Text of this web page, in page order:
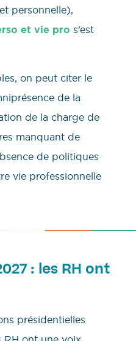
personnelle),
et vie pro s’est
on peut citer le
de la
de la charge de
manquant de
de politiques
vie professionnelle
: les RH ont
présidentielles